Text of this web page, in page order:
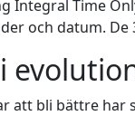
Integral Time
och datum.
att bli bättre har